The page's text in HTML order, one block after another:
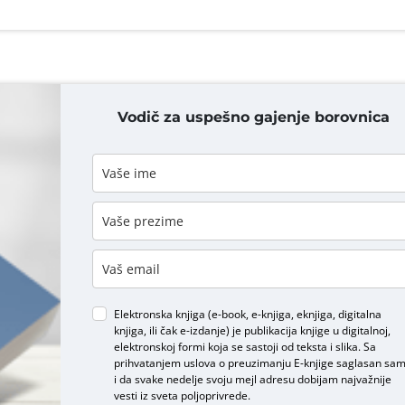
KOMENTAR
Vodič za uspešno gajenje borovnica
Elektronska knjiga (e-book, e-knjiga, eknjiga, digitalna
knjiga, ili čak e-izdanje) je publikacija knjige u digitalnoj,
elektronskoj formi koja se sastoji od teksta i slika. Sa
prihvatanjem uslova o preuzimanju E-knjigesaglasan sam
i da svake nedelje svoju mejl adresu dobijam najvažnije
vesti iz sveta poljoprivrede.